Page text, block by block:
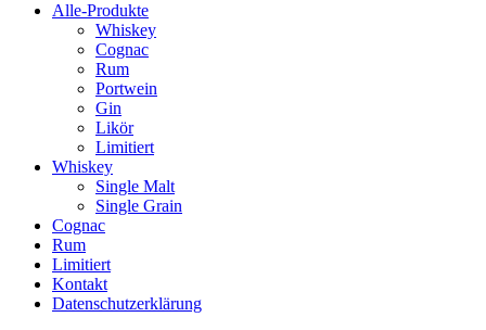
Alle-Produkte
Whiskey
Cognac
Rum
Portwein
Gin
Likör
Limitiert
Whiskey
Single Malt
Single Grain
Cognac
Rum
Limitiert
Kontakt
Datenschutzerklärung